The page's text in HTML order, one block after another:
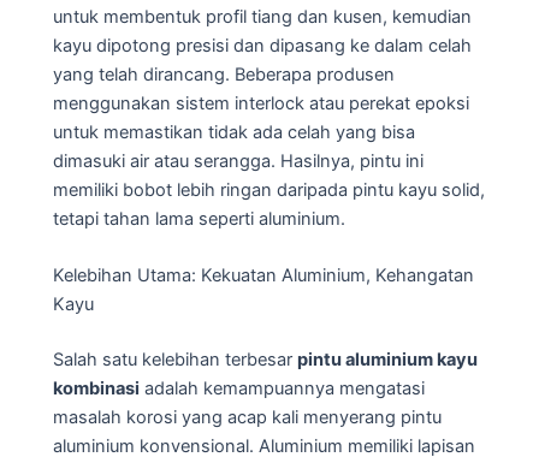
untuk membentuk profil tiang dan kusen, kemudian
kayu dipotong presisi dan dipasang ke dalam celah
yang telah dirancang. Beberapa produsen
menggunakan sistem interlock atau perekat epoksi
untuk memastikan tidak ada celah yang bisa
dimasuki air atau serangga. Hasilnya, pintu ini
memiliki bobot lebih ringan daripada pintu kayu solid,
tetapi tahan lama seperti aluminium.
Kelebihan Utama: Kekuatan Aluminium, Kehangatan
Kayu
Salah satu kelebihan terbesar pintu aluminium kayu
kombinasi adalah kemampuannya mengatasi
masalah korosi yang acap kali menyerang pintu
aluminium konvensional. Aluminium memiliki lapisan